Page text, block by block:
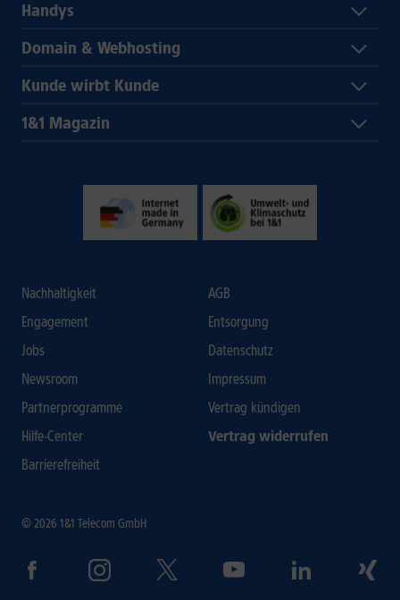
Handys
Domain & Webhosting
Kunde wirbt Kunde
1&1 Magazin
Nachhaltigkeit
Engagement
Jobs
Newsroom
Partnerprogramme
Hilfe-Center
Barrierefreiheit
AGB
Entsorgung
Datenschutz
Impressum
Vertrag kündigen
Vertrag widerrufen
© 2026 1&1 Telecom GmbH